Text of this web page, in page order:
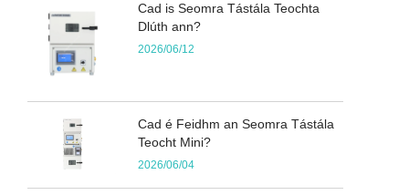
Cad is Seomra Tástála Teochta
Dlúth ann?
2026/06/12
Cad é Feidhm an Seomra Tástála
Teocht Mini?
2026/06/04